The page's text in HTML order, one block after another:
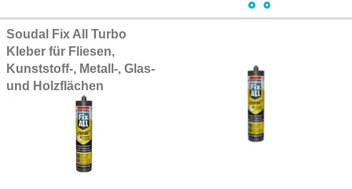
Soudal Fix All Turbo
Kleber für Fliesen,
Kunststoff-, Metall-, Glas-
und Holzflächen